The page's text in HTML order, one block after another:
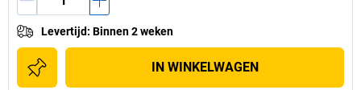
Levertijd: Binnen 2 weken
IN WINKELWAGEN